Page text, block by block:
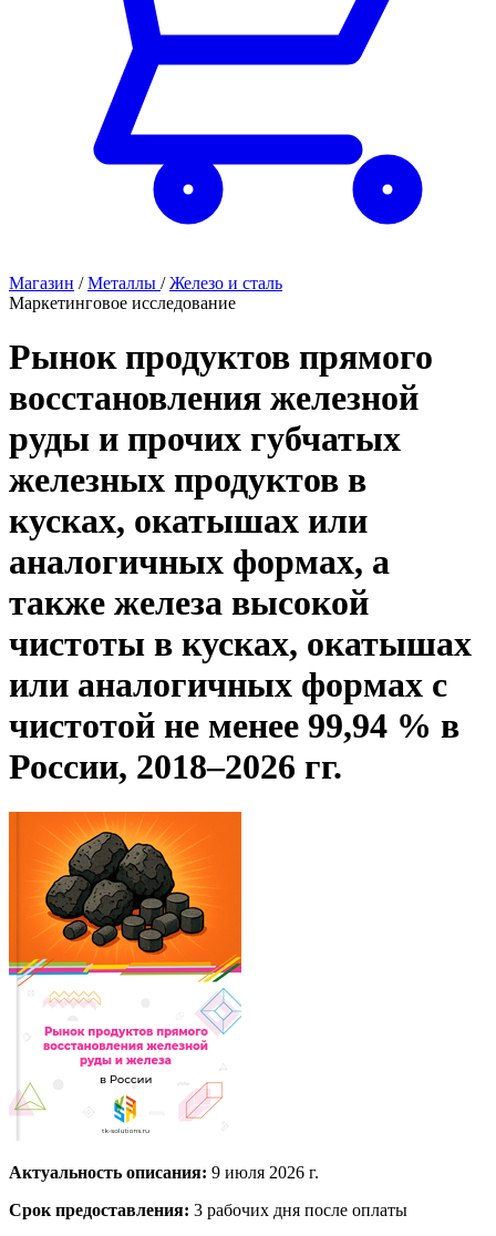
Магазин / Металлы / Железо и сталь
Маркетинговое исследование
Рынок продуктов прямого
восстановления железной
руды и прочих губчатых
железных продуктов в
кусках, окатышах или
аналогичных формах, а
также железа высокой
чистоты в кусках, окатышах
или аналогичных формах с
чистотой не менее 99,94 % в
России, 2018–2026 гг.
Актуальность описания: 9 июля 2026 г.
Срок предоставления: 3 рабочих дня после оплаты